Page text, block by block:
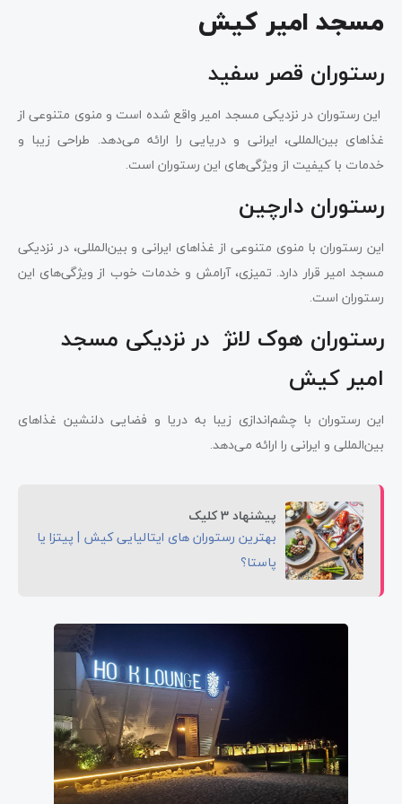
مسجد امیر کیش
رستوران قصر سفید
این رستوران در نزدیکی مسجد امیر واقع شده است و منوی متنوعی از
غذاهای بین‌المللی، ایرانی و دریایی را ارائه می‌دهد. طراحی زیبا و
خدمات با کیفیت از ویژگی‌های این رستوران است.
رستوران دارچین
این رستوران با منوی متنوعی از غذاهای ایرانی و بین‌المللی، در نزدیکی
مسجد امیر قرار دارد. تمیزی، آرامش و خدمات خوب از ویژگی‌های این
رستوران است.
رستوران هوک لانژ در نزدیکی مسجد
امیر کیش
این رستوران با چشم‌اندازی زیبا به دریا و فضایی دلنشین غذاهای
بین‌المللی و ایرانی را ارائه می‌دهد.
پیشنهاد 3 کلیک
بهترین رستوران های ایتالیایی کیش | پیتزا یا
پاستا؟